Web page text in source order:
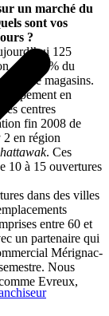
un marché du
sont vos
?
125
soit 20% du
de magasins.
en
centres
fin 2008 de
en région
. Ces
10 à 15 ouvertures
dans des villes
entre 60 et
un partenaire qui
Mérignac-
Nous
Evreux,